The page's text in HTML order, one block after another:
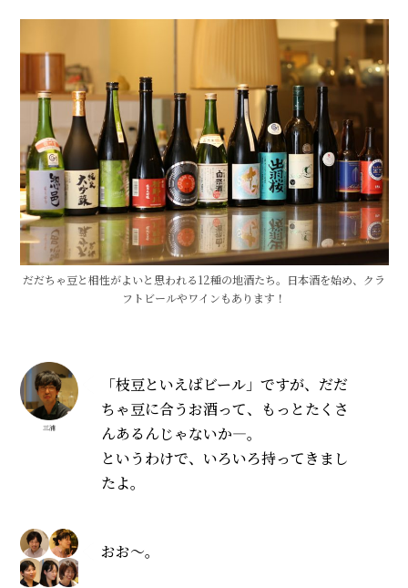
だだちゃ豆と相性がよいと思われる12種の地酒たち。日本酒を始め、クラ
フトビールやワインもあります！
三浦
「枝豆といえばビール」ですが、だだ
ちゃ豆に合うお酒って、もっとたくさ
んあるんじゃないか―。
というわけで、いろいろ持ってきまし
たよ。
おお〜。